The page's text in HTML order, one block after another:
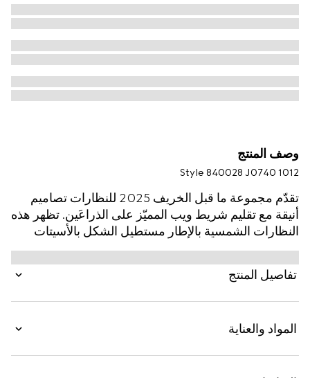
وصف المنتج
Style ‎840028 J0740 1012
تقدّم مجموعة ما قبل الخريف 2025 للنظارات تصاميم
أنيقة مع تقليم شريط ويب المميّز على الذراعَين. تظهر هذه
النظارات الشمسية بالإطار مستطيل الشكل بالأسيتات
باللون الأسود مع تفصيل شريط ويب وشعار Gucci
منقوش على لوحة معدنية على طول الذراعَين.
تفاصيل المنتج
المواد والعناية